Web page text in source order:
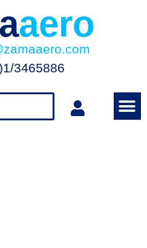
aero
3465886